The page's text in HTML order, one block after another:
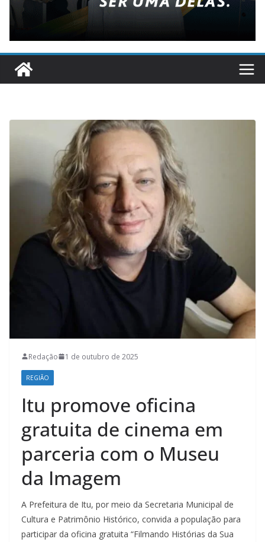
Redação 1 de outubro de 2025
REGIÃO
Itu promove oficina
gratuita de cinema em
parceria com o Museu
da Imagem
A Prefeitura de Itu, por meio da Secretaria Municipal de
Cultura e Patrimônio Histórico, convida a população para
participar da oficina gratuita “Filmando Histórias da Sua